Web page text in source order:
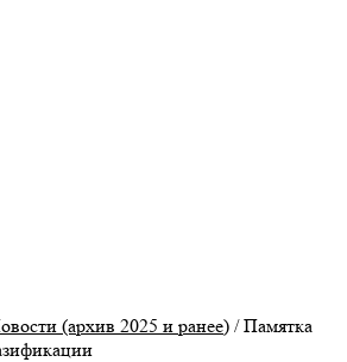
(архив 2025 и ранее) /Памятка